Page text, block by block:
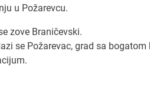
u Požarevcu.
zove Braničevski.
se Požarevac, grad sa